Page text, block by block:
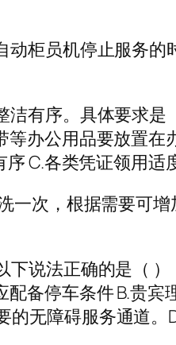
动柜员机停止服务的
有序。具体要求是
办公用品要放置在
C.各类凭证领用适
一次，根据需要可
说法正确的是（ ）
备停车条件 B.贵
无障碍服务通道。